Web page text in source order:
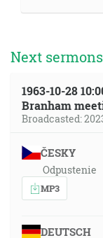
Next
1963-10-28
Branham
Broadcasted:
ČESKY
Odpustenie
MP3
DEUTSCH